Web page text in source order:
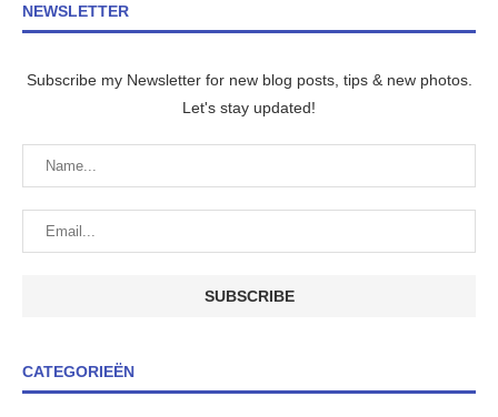
NEWSLETTER
Subscribe my Newsletter for new blog posts, tips & new photos.
Let's stay updated!
CATEGORIEËN